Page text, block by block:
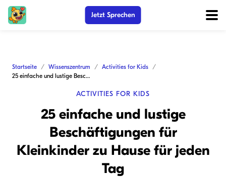
Jetzt Sprechen
Startseite Wissenszentrum
Activities for Kids
25 einfache und lustige Beschäftigungen für Kleinkinder zu Hause für jeden Tag
ACTIVITIES FOR KIDS
25 einfache und lustige
Beschäftigungen für
Kleinkinder zu Hause für jeden
Tag